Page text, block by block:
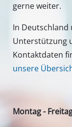
gerne weiter.
In Deutschland
Unterstützung
Kontaktdaten
unsere
Montag -